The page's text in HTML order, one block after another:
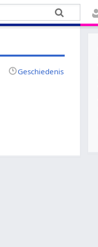
Geschiedenis